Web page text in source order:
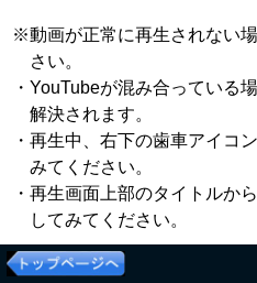
※動画が正常に再生されない
さい。
・YouTubeが混み合っている
解決されます。
・再生中、右下の歯車アイコ
みてください。
・再生画面上部のタイトルか
してみてください。